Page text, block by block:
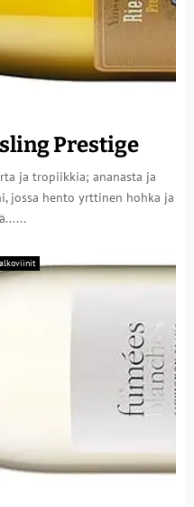
Prestige
ja tropiikkia; ananasta ja
jossa hento yrttinen hohka ja